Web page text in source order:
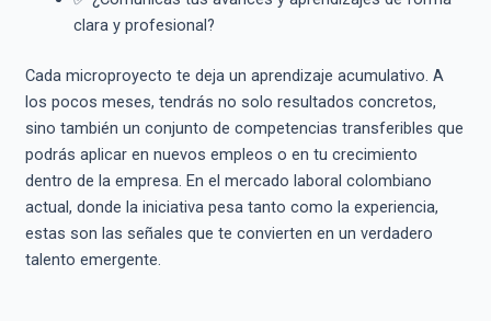
clara y profesional?
Cada microproyecto te deja un aprendizaje acumulativo. A
los pocos meses, tendrás no solo resultados concretos,
sino también un conjunto de competencias transferibles que
podrás aplicar en nuevos empleos o en tu crecimiento
dentro de la empresa. En el mercado laboral colombiano
actual, donde la iniciativa pesa tanto como la experiencia,
estas son las señales que te convierten en un verdadero
talento emergente.